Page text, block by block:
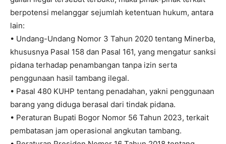
berpotensi melanggar sejumlah ketentuan hukum, antara
lain:
• Undang-Undang Nomor 3 Tahun 2020 tentang Minerba,
khususnya Pasal 158 dan Pasal 161, yang mengatur sanksi
pidana terhadap penambangan tanpa izin serta
penggunaan hasil tambang ilegal.
• Pasal 480 KUHP tentang penadahan, yakni penggunaan
barang yang diduga berasal dari tindak pidana.
• Peraturan Bupati Bogor Nomor 56 Tahun 2023, terkait
pembatasan jam operasional angkutan tambang.